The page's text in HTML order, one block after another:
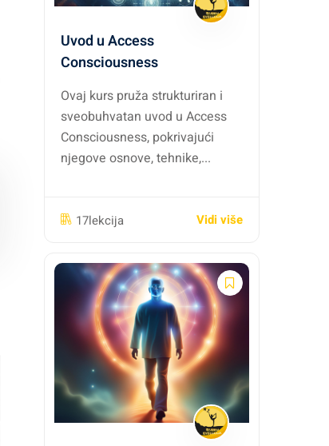
Uvod u Access
Consciousness
Ovaj kurs pruža strukturiran i
sveobuhvatan uvod u Access
Consciousness, pokrivajući
njegove osnove, tehnike,...
17lekcija Vidi više